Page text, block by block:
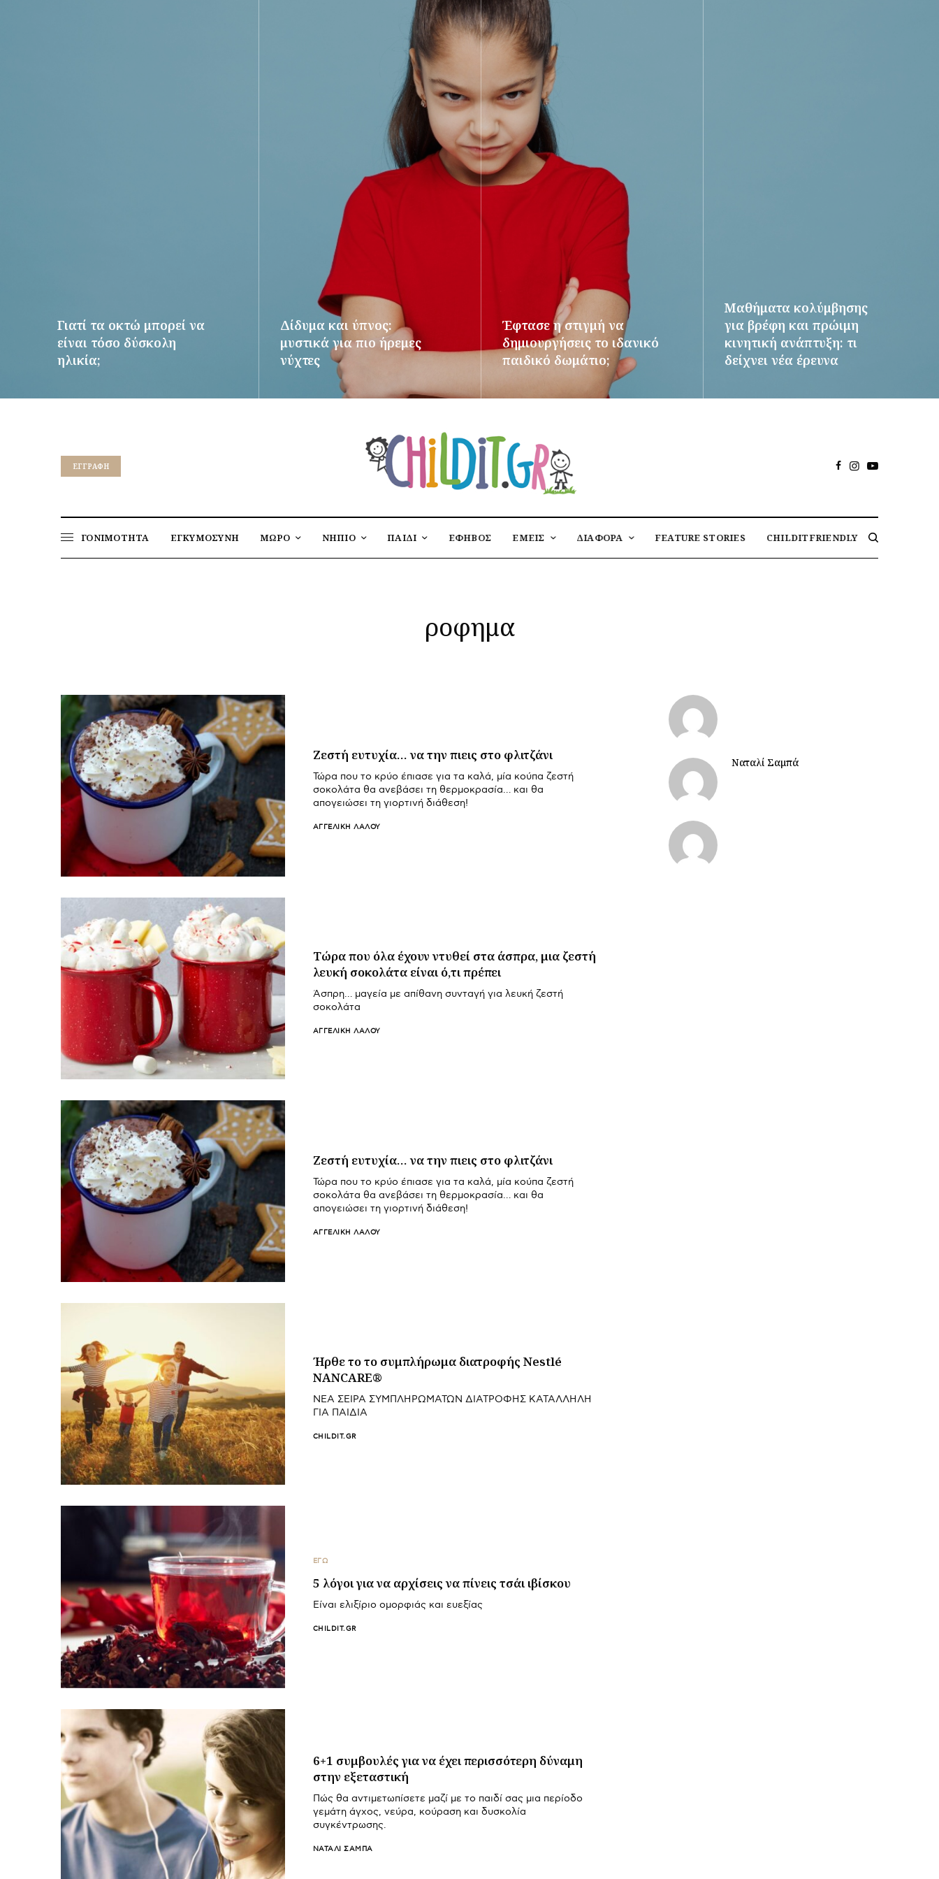
Γιατί τα οκτώ μπορεί να
είναι τόσο δύσκολη
ηλικία;
Δίδυμα και ύπνος:
μυστικά για πιο ήρεμες
νύχτες
Έφτασε η στιγμή να
δημιουργήσεις το ιδανικό
παιδικό δωμάτιο;
Μαθήματα κολύμβησης
για βρέφη και πρώιμη
κινητική ανάπτυξη: τι
δείχνει νέα έρευνα
EΓΓΡΑΦΉ
ΓΟΝΙΜΟΤΗΤΑ ΕΓΚΥΜΟΣΥΝΗ ΜΩΡΟ ΝΗΠΙΟ ΠΑΙΔΙ ΕΦΗΒΟΣ ΕΜΕΙΣ ΔΙΑΦΟΡΑ FEATURE STORIES CHILDITFRIENDLY
ροφημα
Ζεστή ευτυχία… να την πιεις στο φλιτζάνι
Τώρα που το κρύο έπιασε για τα καλά, μία κούπα ζεστή
σοκολάτα θα ανεβάσει τη θερμοκρασία… και θα
απογειώσει τη γιορτινή διάθεση!
ΑΓΓΕΛΙΚΉ ΛΆΛΟΥ
Τώρα που όλα έχουν ντυθεί στα άσπρα, μια ζεστή
λευκή σοκολάτα είναι ό,τι πρέπει
Άσπρη… μαγεία με απίθανη συνταγή για λευκή ζεστή
σοκολάτα
ΑΓΓΕΛΙΚΉ ΛΆΛΟΥ
Ζεστή ευτυχία… να την πιεις στο φλιτζάνι
Τώρα που το κρύο έπιασε για τα καλά, μία κούπα ζεστή
σοκολάτα θα ανεβάσει τη θερμοκρασία… και θα
απογειώσει τη γιορτινή διάθεση!
ΑΓΓΕΛΙΚΉ ΛΆΛΟΥ
Ήρθε το το συμπλήρωμα διατροφής Nestlé
NANCARE®
ΝΕΑ ΣΕΙΡΑ ΣΥΜΠΛΗΡΩΜΑΤΩΝ ΔΙΑΤΡΟΦΗΣ ΚΑΤΑΛΛΗΛΗ
ΓΙΑ ΠΑΙΔΙΑ
CHILDIT.GR
ΕΓΩ
5 λόγοι για να αρχίσεις να πίνεις τσάι ιβίσκου
Είναι ελιξίριο ομορφιάς και ευεξίας
CHILDIT.GR
6+1 συμβουλές για να έχει περισσότερη δύναμη
στην εξεταστική
Πώς θα αντιμετωπίσετε μαζί με το παιδί σας μια περίοδο
γεμάτη άγχος, νεύρα, κούραση και δυσκολία
συγκέντρωσης.
ΝΑΤΑΛΊ ΣΑΜΠΆ
Ναταλί Σαμπά